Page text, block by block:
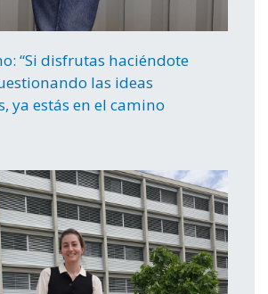
“Si disfrutas haciéndote
las ideas
ya estás en el camino